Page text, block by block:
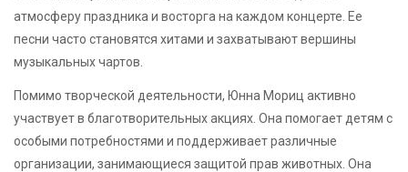
атмосферу праздника и восторга на каждом концерте. Ее
песни часто становятся хитами и захватывают вершины
музыкальных чартов.
Помимо творческой деятельности, Юнна Мориц активно
участвует в благотворительных акциях. Она помогает детям с
особыми потребностями и поддерживает различные
организации, занимающиеся защитой прав животных. Она